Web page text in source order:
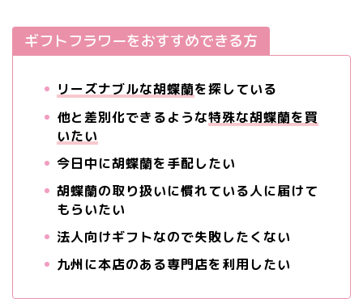
ギフトフラワーをおすすめできる方
リーズナブルな胡蝶蘭を探している
他と差別化できるような特殊な胡蝶蘭を買
いたい
今日中に胡蝶蘭を手配したい
胡蝶蘭の取り扱いに慣れている人に届けて
もらいたい
法人向けギフトなので失敗したくない
九州に本店のある専門店を利用したい